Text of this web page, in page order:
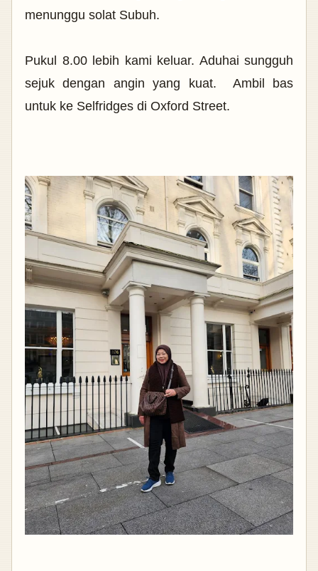
menunggu solat Subuh.
Pukul 8.00 lebih kami keluar. Aduhai sungguh
sejuk dengan angin yang kuat. Ambil bas
untuk ke Selfridges di Oxford Street.